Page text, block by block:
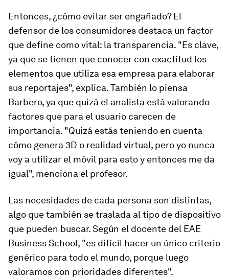
Entonces, ¿cómo evitar ser engañado? El
defensor de los consumidores destaca un factor
que define como vital: la transparencia. "Es clave,
ya que se tienen que conocer con exactitud los
elementos que utiliza esa empresa para elaborar
sus reportajes", explica. También lo piensa
Barbero, ya que quizá el analista está valorando
factores que para el usuario carecen de
importancia. "Quizá estás teniendo en cuenta
cómo genera 3D o realidad virtual, pero yo nunca
voy a utilizar el móvil para esto y entonces me da
igual", menciona el profesor.
Las necesidades de cada persona son distintas,
algo que también se traslada al tipo de dispositivo
que pueden buscar. Según el docente del EAE
Business School, "es difícil hacer un único criterio
genérico para todo el mundo, porque luego
valoramos con prioridades diferentes".